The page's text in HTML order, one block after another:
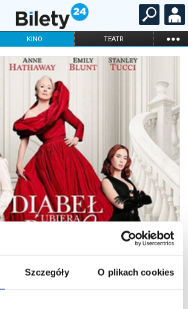
Szczegóły O plikach cookies
KINO TEATR ...
OPERA I BALET
STAND-UP
ONLINE